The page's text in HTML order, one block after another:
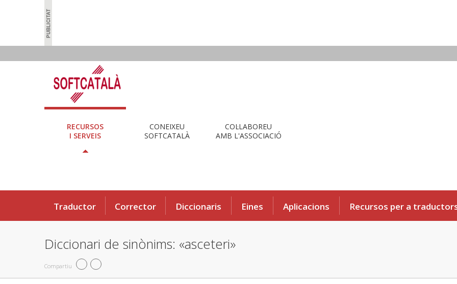
RECURSOS
I SERVEIS
CONEIXEU
SOFTCATALÀ
COL·LABOREU
AMB L'ASSOCIACIÓ
Traductor Corrector Diccionaris Eines Aplicacions Recursos per a
Diccionari de sinònims: «asceteri»
Compartiu